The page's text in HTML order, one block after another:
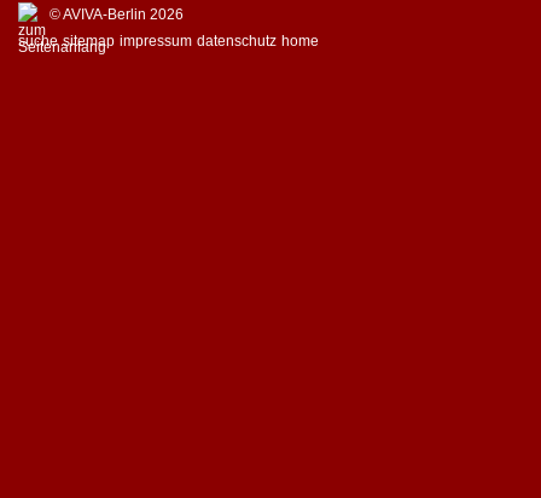
© AVIVA-Berlin 2026
suche sitemap impressum datenschutz home